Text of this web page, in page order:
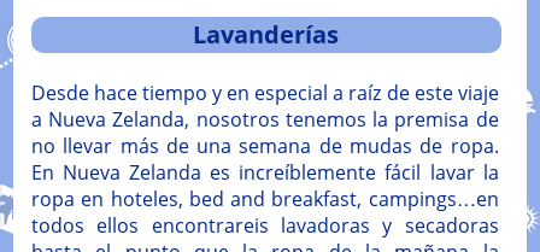
Lavanderías
Desde hace tiempo y en especial a raíz de este viaje
a Nueva Zelanda, nosotros tenemos la premisa de
no llevar más de una semana de mudas de ropa.
En Nueva Zelanda es increíblemente fácil lavar la
ropa en hoteles, bed and breakfast, campings…en
todos ellos encontrareis lavadoras y secadoras